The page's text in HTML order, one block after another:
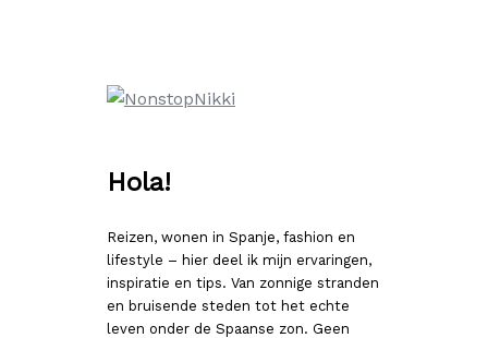
Hola!
Reizen, wonen in Spanje, fashion en
lifestyle – hier deel ik mijn ervaringen,
inspiratie en tips. Van zonnige stranden
en bruisende steden tot het echte
leven onder de Spaanse zon. Geen